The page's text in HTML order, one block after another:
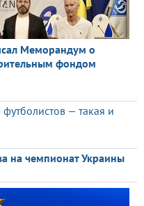
Меморандум о
фондом
— такая и
на чемпионат Украины